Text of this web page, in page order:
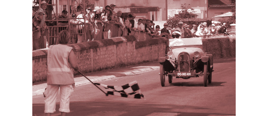
RALLYE
MONTAGNE
EVÈNEMENTS
CALENDRIER
FOCUS